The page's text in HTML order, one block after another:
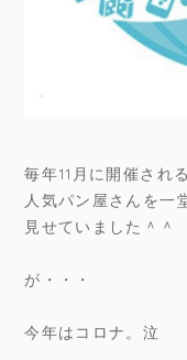
毎年11月に開催され
人気パン屋さんを一
見せていました＾＾
が・・・
今年はコロナ。泣